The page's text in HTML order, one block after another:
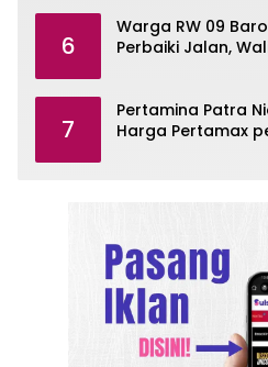
6
Warga RW 09
Perbaiki Jalan,
7
Pertamina Patra
Harga Pertamax